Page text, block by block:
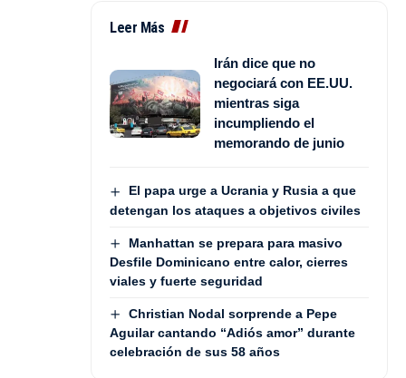
Leer Más
Irán dice que no
negociará con EE.UU.
mientras siga
incumpliendo el
memorando de junio
El papa urge a Ucrania y Rusia a que
detengan los ataques a objetivos civiles
Manhattan se prepara para masivo
Desfile Dominicano entre calor, cierres
viales y fuerte seguridad
Christian Nodal sorprende a Pepe
Aguilar cantando “Adiós amor” durante
celebración de sus 58 años